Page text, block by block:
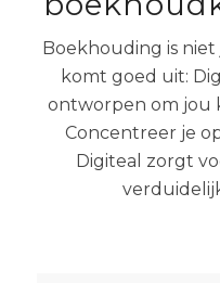
Boekhouding is
komt goed uit:
ontworpen om jou
Concentreer je
Digiteal zorgt